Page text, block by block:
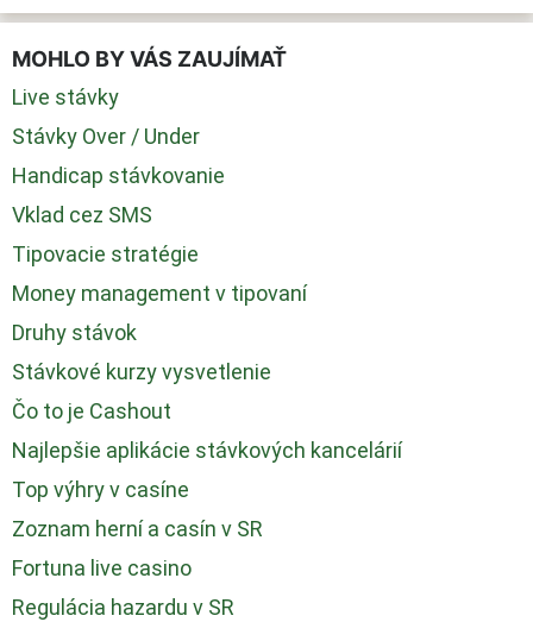
MOHLO BY VÁS ZAUJÍMAŤ
Live stávky
Stávky Over / Under
Handicap stávkovanie
Vklad cez SMS
Tipovacie stratégie
Money management v tipovaní
Druhy stávok
Stávkové kurzy vysvetlenie
Čo to je Cashout
Najlepšie aplikácie stávkových kancelárií
Top výhry v casíne
Zoznam herní a casín v SR
Fortuna live casino
Regulácia hazardu v SR